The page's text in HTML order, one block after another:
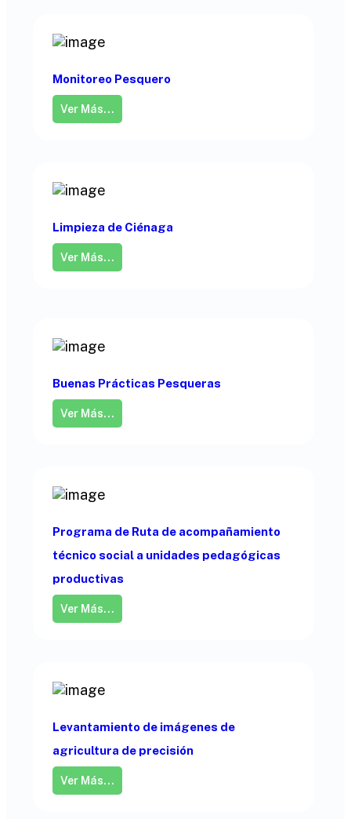
Monitoreo Pesquero
Ver Más...
Limpieza de Ciénaga
Ver Más...
Buenas Prácticas Pesqueras
Ver Más...
Programa de Ruta de acompañamiento
técnico social a unidades pedagógicas
productivas
Ver Más...
Levantamiento de imágenes de
agricultura de precisión
Ver Más...